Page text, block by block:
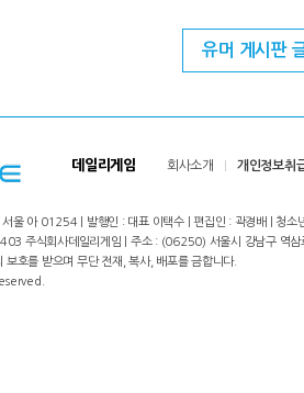
유머 게시판
데일리게임 회사소개 개인정보취
서울 아 01254 | 발행인 : 대표 이택수 | 편집인 : 곽경배 |
주식회사데일리게임 | 주소 : (06250) 서울시 강남구
호를 받으며 무단 전재, 복사, 배포를 금합니다.